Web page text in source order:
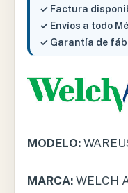
✓ Factura
✓ Envíos a todo
✓ Garantía de
MODELO:
MARCA: WELCH